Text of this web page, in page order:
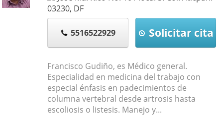
03230, DF
5516522929 Solicitar cita
Francisco Gudiño, es Médico general.
Especialidad en medicina del trabajo con
especial énfasis en padecimientos de
columna vertebral desde artrosis hasta
escoliosis o listesis. Manejo y...